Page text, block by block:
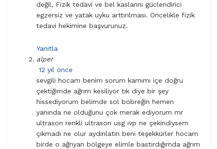
değil, Fizik tedavi ve bel kaslarını güclendirici
egzersiz ve yatak uyku arttırılması. Öncelikle fizik
tedavi hekimine başvurunuz.
Yanıtla
alper
12 yıl önce
sevgili hocam benim sorum karnımı içe doğru
çektiğimde ağrım kesiliyor tık diye bir şey
hissediyorum belimde sol böbreğin hemen
yanında ne olduğunu çok merak ediyorum mr
ultrason renkli ultrason usg ıvp ne çekindiysem
çıkmadı ne olur aydınlatın beni teşekkürler hocam
birde o ağrıyan bölgeye elimle bastırdığımda ağrım